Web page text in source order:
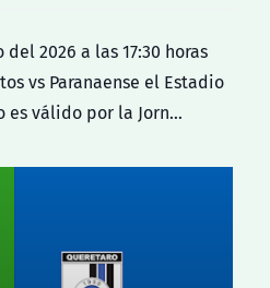
del 2026 a las 17:30 horas
vs Paranaense el Estadio
es válido por la Jorn…